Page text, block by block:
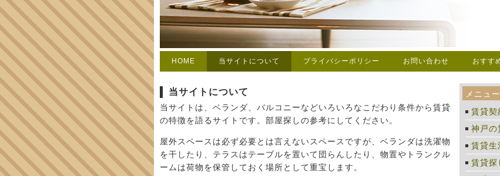
HOME 当サイトについて プライバシーポリシー お問い合わせ おすす
当サイトについて
当サイトは、ベランダ、バルコニーなどいろいろなこだわり条件から賃貸
の特徴を語るサイトです。部屋探しの参考にしてください。
屋外スペースは必ず必要とは言えないスペースですが、ベランダは洗濯物
を干したり、テラスはテーブルを置いて団らんしたり、物置やトランクル
ームは荷物を保管しておく場所として重宝します。
メニュー
賃貸契
神戸の
賃貸生
賃貸探